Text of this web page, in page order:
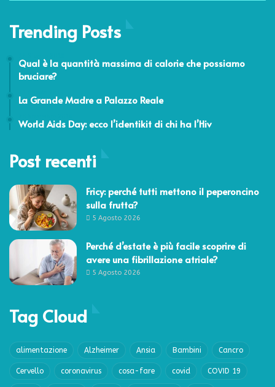
Trending Posts
Qual è la quantità massima di calorie che possiamo
bruciare?
La Grande Madre a Palazzo Reale
World Aids Day: ecco l’identikit di chi ha l’Hiv
Post recenti
Fricy: perché tutti mettono il peperoncino
sulla frutta?
5 Agosto 2026
Perché d’estate è più facile scoprire di
avere una fibrillazione atriale?
5 Agosto 2026
Tag Cloud
alimentazione Alzheimer Ansia Bambini Cancro
Cervello coronavirus cosa-fare covid COVID 19